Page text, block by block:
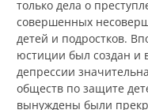
только дела о
совершенных
детей и подростков.
юстиции был создан и
депрессии
обществ по защите
вынуждены были